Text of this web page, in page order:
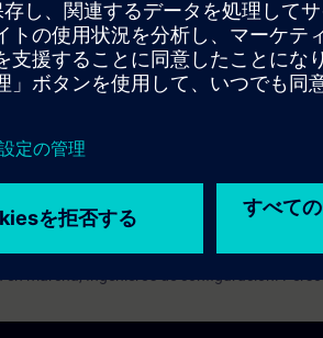
Servidor)
como configurar sistemas distribuidos,
de WinCC.
marcha, Ingenieros de configuración.